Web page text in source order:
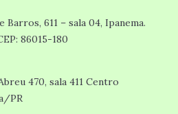
Barros, 611 – sala 04, Ipanema.
86015-180
470, sala 411 Centro
PR